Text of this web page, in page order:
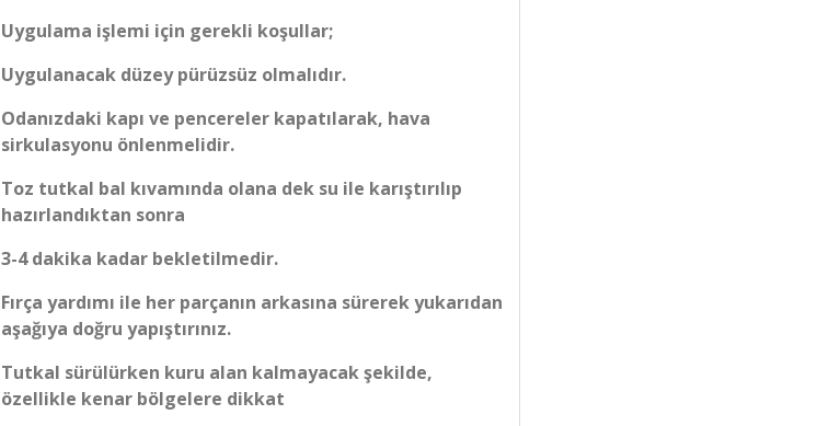
Uygulama işlemi için gerekli koşullar;
Uygulanacak düzey pürüzsüz olmalıdır.
Odanızdaki kapı ve pencereler kapatılarak, hava
sirkulasyonu önlenmelidir.
Toz tutkal bal kıvamında olana dek su ile karıştırılıp
hazırlandıktan sonra
3-4 dakika kadar bekletilmedir.
Fırça yardımı ile her parçanın arkasına sürerek yukarıdan
aşağıya doğru yapıştırınız.
Tutkal sürülürken kuru alan kalmayacak şekilde,
özellikle kenar bölgelere dikkat